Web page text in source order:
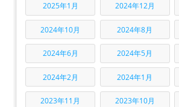
2025年1月 2024年12月
2024年10月 2024年8月
2024年6月 2024年5月
2024年2月 2024年1月
2023年11月 2023年10月